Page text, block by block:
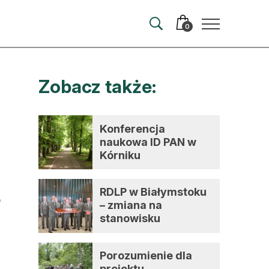
0
autorem
Zobacz także:
Konferencja
naukowa ID PAN w
Kórniku
RDLP w Białymstoku
– zmiana na
stanowisku
Porozumienie dla